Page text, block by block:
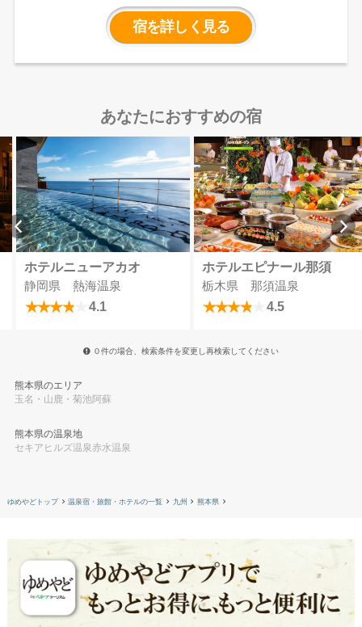
ッドでゆっくりとお休みいただけま
美肌効果のある赤水温泉の湯とホ
テル自慢の美味しいお料理で寛ぎの時
間をお過ごし下さい。
宿を詳しく見る
あなたにおすすめの宿
ホテルニューアカオ
静岡県 熱海温泉
4.1
ホテルエピナール那須
栃木県 那須温泉
4.5
０件の場合、検索条件を変更し再検索してください
熊本県のエリア
玉名・山鹿・菊池阿蘇
熊本県の温泉地
セキアヒルズ温泉赤水温泉
ゆめやどトップ 温泉宿・旅館・ホテルの一覧 九州 熊本県